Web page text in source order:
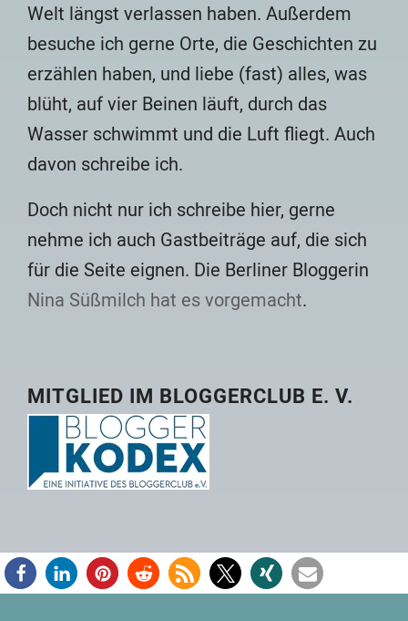
Welt längst verlassen haben. Außerdem
besuche ich gerne Orte, die Geschichten zu
erzählen haben, und liebe (fast) alles, was
blüht, auf vier Beinen läuft, durch das
Wasser schwimmt und die Luft fliegt. Auch
davon schreibe ich.
Doch nicht nur ich schreibe hier, gerne
nehme ich auch Gastbeiträge auf, die sich
für die Seite eignen. Die Berliner Bloggerin
Nina Süßmilch hat es vorgemacht.
MITGLIED IM BLOGGERCLUB E. V.